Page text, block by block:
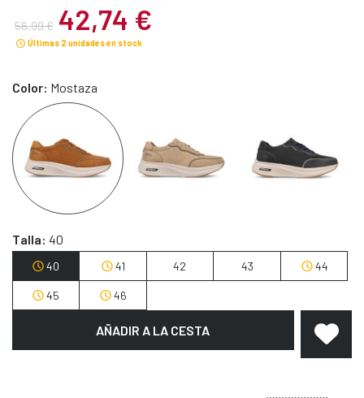
56,99 € 42,74 €
Últimas 2 unidades en stock
Color: Mostaza
Talla: 40
40 41 42 43 44
45 46
AÑADIR A LA CESTA